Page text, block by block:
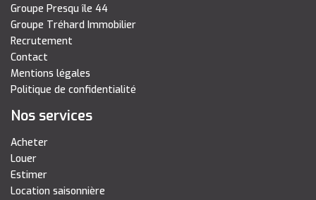
Groupe Presqu île 44
Groupe Tréhard Immobilier
Recrutement
Contact
Mentions légales
Politique de confidentialité
Nos services
Acheter
Louer
Estimer
Location saisonnière